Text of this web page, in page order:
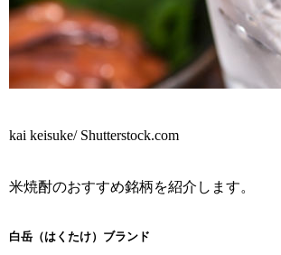
kai keisuke/ Shutterstock.com
米焼酎のおすすめ銘柄を紹介します。
白岳（はくたけ）ブランド